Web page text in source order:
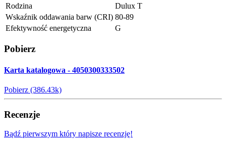
Rodzina
Dulux T
Wskaźnik oddawania barw (CRI) 80-89
Efektywność energetyczna
G
Pobierz
Karta katalogowa - 4050300333502
Pobierz (386.43k)
Recenzje
Bądź pierwszym który napisze recenzję!